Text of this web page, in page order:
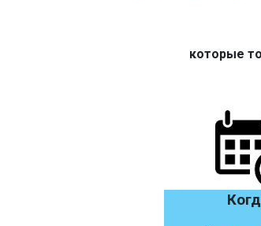
которые